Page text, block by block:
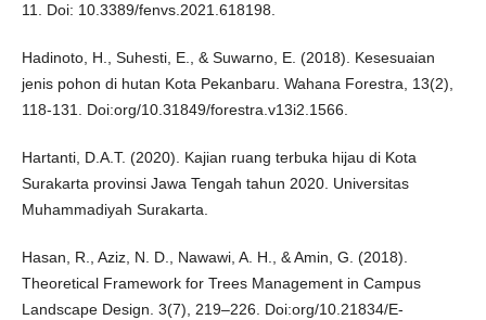
11. Doi: 10.3389/fenvs.2021.618198.
Hadinoto, H., Suhesti, E., & Suwarno, E. (2018). Kesesuaian
jenis pohon di hutan Kota Pekanbaru. Wahana Forestra, 13(2),
118-131. Doi:org/10.31849/forestra.v13i2.1566.
Hartanti, D.A.T. (2020). Kajian ruang terbuka hijau di Kota
Surakarta provinsi Jawa Tengah tahun 2020. Universitas
Muhammadiyah Surakarta.
Hasan, R., Aziz, N. D., Nawawi, A. H., & Amin, G. (2018).
Theoretical Framework for Trees Management in Campus
Landscape Design. 3(7), 219–226. Doi:org/10.21834/E-